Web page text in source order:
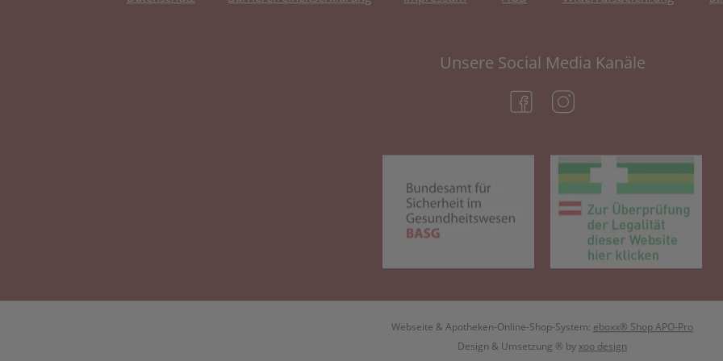
Unsere Social Media Kanäle
(öffnet in neuem Tab)
(öffnet in neuem Tab)
Webseite & Apotheken-Online-Shop-System: eboxx® Shop APO-Pro
Design & Umsetzung ® by xoo design